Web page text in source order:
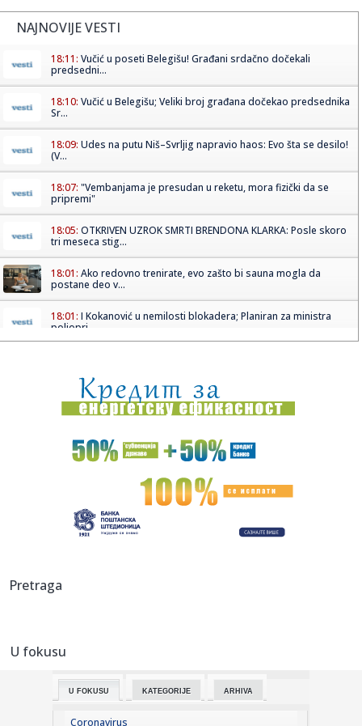
NAJNOVIJE VESTI
18:11: Vučić u poseti Belegišu! Građani srdačno dočekali
predsedni...
18:10: Vučić u Belegišu; Veliki broj građana dočekao predsednika
Sr...
18:09: Udes na putu Niš–Svrljig napravio haos: Evo šta se desilo!
(V...
18:07: "Vembanjama je presudan u reketu, mora fizički da se
pripremi"
18:05: OTKRIVEN UZROK SMRTI BRENDONA KLARKA: Posle skoro
tri meseca stig...
18:01: Ako redovno trenirate, evo zašto bi sauna mogla da
postane deo v...
18:01: I Kokanović u nemilosti blokadera; Planiran za ministra
poljopri...
17:59:Evakuisano 20.000 ljudi zbog šumskog požara
17:51:Nova medalja za Srbiju
Iran se povukao?
17:45:Steve Hackett i Steve Rothery objavili video za „Red Dragon“
odgovorio da se...
17:42:
17:42: Kolektivno vjenčanje u Bijeljini
Pretraga
U fokusu
U FOKUSU KATEGORIJE ARHIVA
Coronavirus